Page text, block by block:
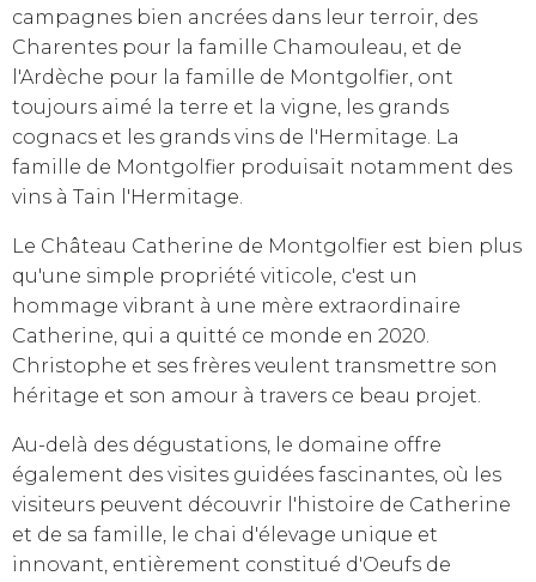
campagnes bien ancrées dans leur terroir, des
Charentes pour la famille Chamouleau, et de
l'Ardèche pour la famille de Montgolfier, ont
toujours aimé la terre et la vigne, les grands
cognacs et les grands vins de l'Hermitage. La
famille de Montgolfier produisait notamment des
vins à Tain l'Hermitage.
Le Château Catherine de Montgolfier est bien plus
qu'une simple propriété viticole, c'est un
hommage vibrant à une mère extraordinaire
Catherine, qui a quitté ce monde en 2020.
Christophe et ses frères veulent transmettre son
héritage et son amour à travers ce beau projet.
Au-delà des dégustations, le domaine offre
également des visites guidées fascinantes, où les
visiteurs peuvent découvrir l'histoire de Catherine
et de sa famille, le chai d'élevage unique et
innovant, entièrement constitué d'Oeufs de